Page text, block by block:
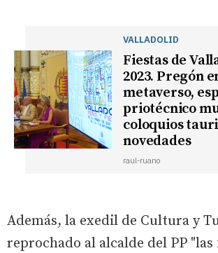
VALLADOLID
Fiestas de
2023. Pregón
metaverso,
priotécnico
coloquios
novedades
raul-ruano
Además, la exedil de Cultura y
reprochado al alcalde del PP